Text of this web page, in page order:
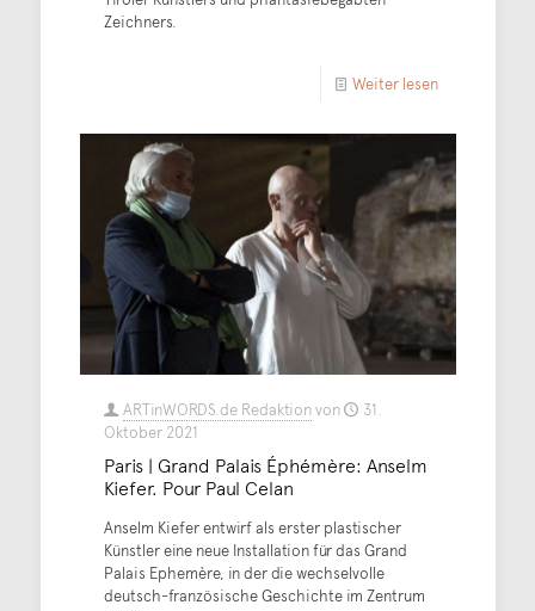
Zeichners.
Weiter lesen
ARTinWORDS.de Redaktionvon
31.
Oktober 2021
Paris | Grand Palais Éphémère: Anselm
Kiefer. Pour Paul Celan
Anselm Kiefer entwirf als erster plastischer
Künstler eine neue Installation für das Grand
Palais Ephemère, in der die wechselvolle
deutsch-französische Geschichte im Zentrum